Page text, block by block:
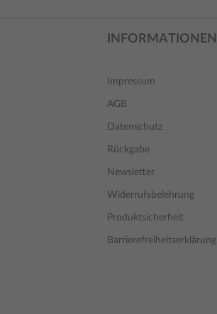
INFORMATIONEN
Impressum
AGB
Datenschutz
Rückgabe
Newsletter
Widerrufsbelehrung
Produktsicherheit
Barrierefreiheitserklärung